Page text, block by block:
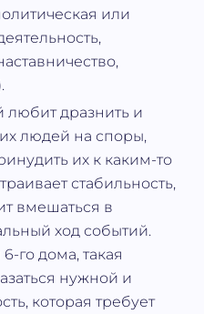
или
дразнить и
людей на споры,
их к каким-то
стабильность,
вмешаться в
ход событий.
го дома, такая
нужной и
которая требует